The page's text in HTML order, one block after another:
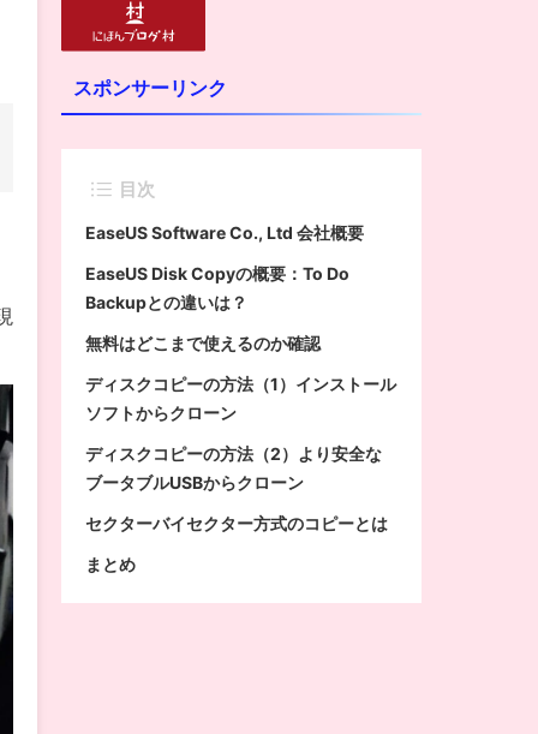
スポンサーリンク
目次
EaseUS Software Co., Ltd 会社概要
EaseUS Disk Copyの概要：To Do
Backupとの違いは？
無料はどこまで使えるのか確認
ディスクコピーの方法（1）インストール
ソフトからクローン
ディスクコピーの方法（2）より安全な
ブータブルUSBからクローン
セクターバイセクター方式のコピーとは
まとめ